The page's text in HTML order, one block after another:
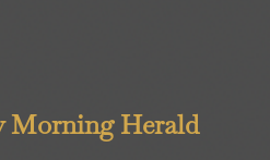
Morning Herald